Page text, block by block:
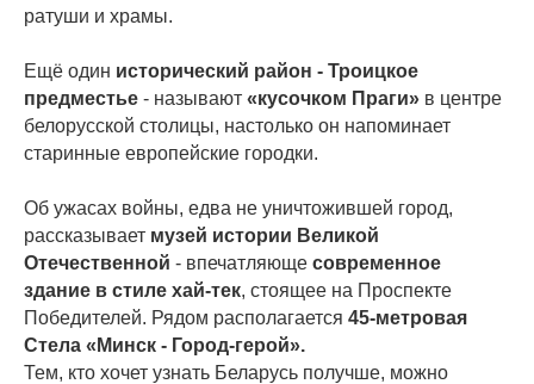
ратуши и храмы.
Ещё один исторический район - Троицкое
предместье - называют «кусочком Праги» в центре
белорусской столицы, настолько он напоминает
старинные европейские городки.
Об ужасах войны, едва не уничтожившей город,
рассказывает музей истории Великой
Отечественной - впечатляюще современное
здание в стиле хай-тек, стоящее на Проспекте
Победителей. Рядом располагается 45-метровая
Стела «Минск - Город-герой».
Тем, кто хочет узнать Беларусь получше, можно